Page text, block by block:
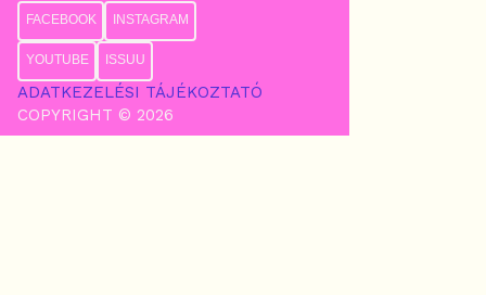
FACEBOOK INSTAGRAM
YOUTUBE ISSUU
ADATKEZELÉSI TÁJÉKOZTATÓ
COPYRIGHT © 2026